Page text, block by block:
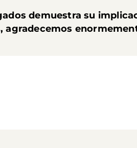
demuestra su
agradecemos